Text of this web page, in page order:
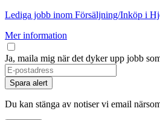
Lediga jobb inom Försäljning/Inköp i
Mer information
Ja, maila mig när det dyker upp jobb
Spara alert
Du kan stänga av notiser vi email